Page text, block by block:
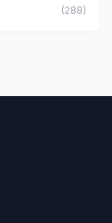
(288)